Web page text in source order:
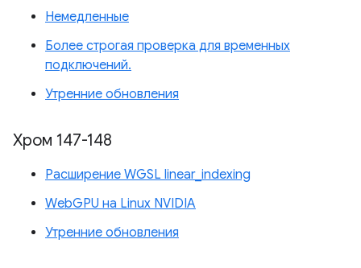
Немедленные
Более строгая проверка для временных
подключений.
Утренние обновления
Хром 147-148
Расширение WGSL linear_indexing
WebGPU на Linux NVIDIA
Утренние обновления